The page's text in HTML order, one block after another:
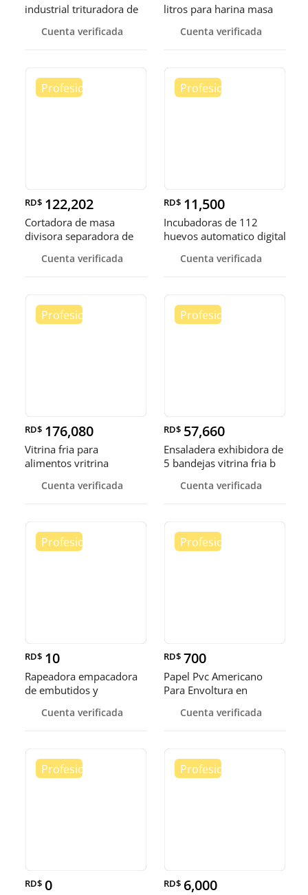
industrial trituradora de
Cuenta verificada
litros para harina masa
Cuenta verificada
RD$ 122,202
Cortadora de masa
divisora separadora de
Cuenta verificada
RD$ 11,500
Incubadoras de 112
huevos automatico digital
Cuenta verificada
RD$ 176,080
Vitrina fria para
alimentos vritrina
Cuenta verificada
RD$ 57,660
Ensaladera exhibidora de
5 bandejas vitrina fria b
Cuenta verificada
RD$ 10
Rapeadora empacadora
de embutidos y
Cuenta verificada
RD$ 700
Papel Pvc Americano
Para Envoltura en
pulgadas
Cuenta verificada
RD$ 0 RD$ 6,000